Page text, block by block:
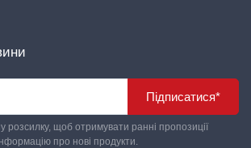
Підписатися*
розсилку, щоб отримувати ранні пропозиції
про нові продукти.